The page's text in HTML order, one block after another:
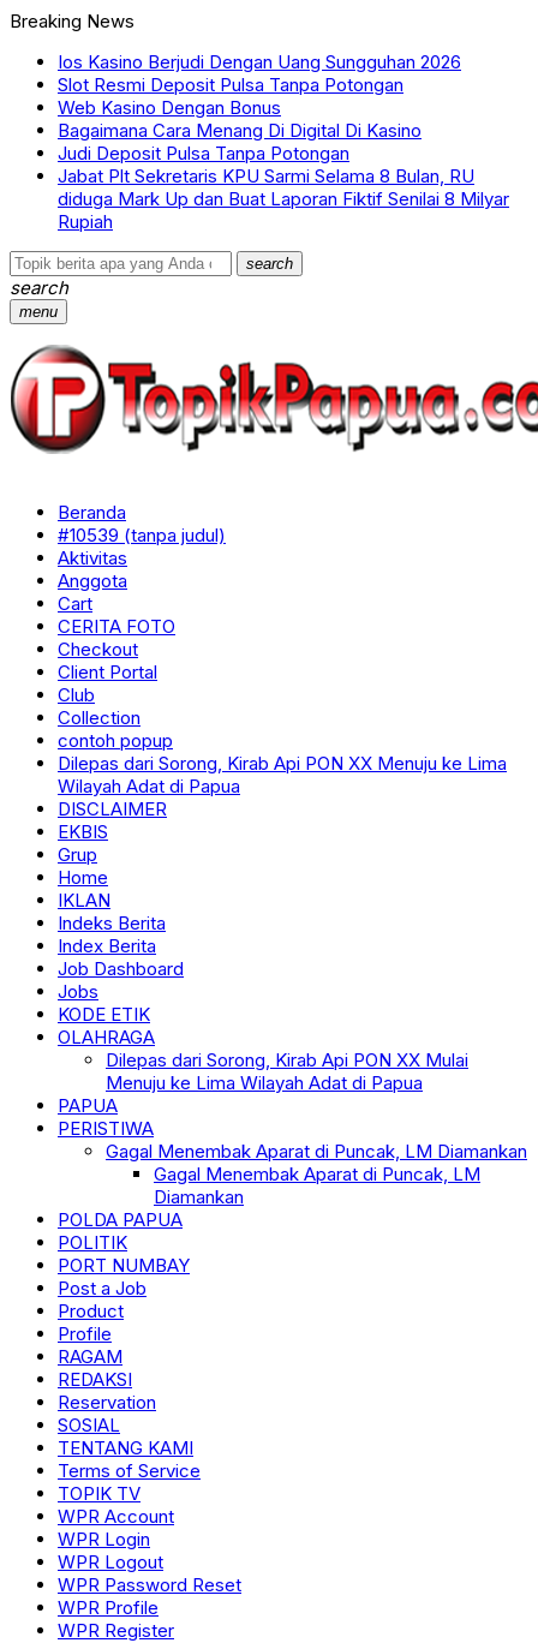
Breaking News
Ios Kasino Berjudi Dengan Uang Sungguhan 2026
Slot Resmi Deposit Pulsa Tanpa Potongan
Web Kasino Dengan Bonus
Bagaimana Cara Menang Di Digital Di Kasino
Judi Deposit Pulsa Tanpa Potongan
Jabat Plt Sekretaris KPU Sarmi Selama 8 Bulan, RU
diduga Mark Up dan Buat Laporan Fiktif Senilai 8 Milyar
Rupiah
search
search
menu
Beranda
#10539 (tanpa judul)
Aktivitas
Anggota
Cart
CERITA FOTO
Checkout
Client Portal
Club
Collection
contoh popup
Dilepas dari Sorong, Kirab Api PON XX Menuju ke Lima
Wilayah Adat di Papua
DISCLAIMER
EKBIS
Grup
Home
IKLAN
Indeks Berita
Index Berita
Job Dashboard
Jobs
KODE ETIK
OLAHRAGA
Dilepas dari Sorong, Kirab Api PON XX Mulai
Menuju ke Lima Wilayah Adat di Papua
PAPUA
PERISTIWA
Gagal Menembak Aparat di Puncak, LM Diamankan
Gagal Menembak Aparat di Puncak, LM
Diamankan
POLDA PAPUA
POLITIK
PORT NUMBAY
Post a Job
Product
Profile
RAGAM
REDAKSI
Reservation
SOSIAL
TENTANG KAMI
Terms of Service
TOPIK TV
WPR Account
WPR Login
WPR Logout
WPR Password Reset
WPR Profile
WPR Register